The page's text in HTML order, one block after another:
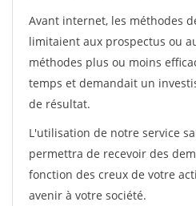
Avant internet, les méthodes
limitaient aux prospectus ou
méthodes plus ou moins
temps et demandait un
de résultat.
L'utilisation de notre service
permettra de recevoir des
fonction des creux de votre
avenir à votre société.